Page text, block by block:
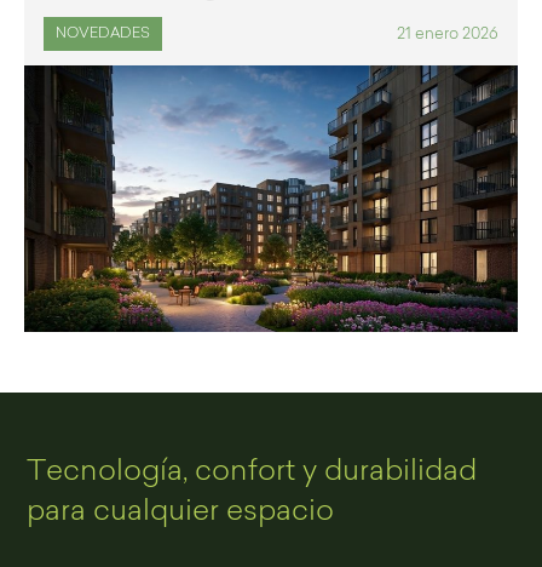
NOVEDADES 21 enero 2026
Tecnología, confort y durabilidad
para cualquier espacio